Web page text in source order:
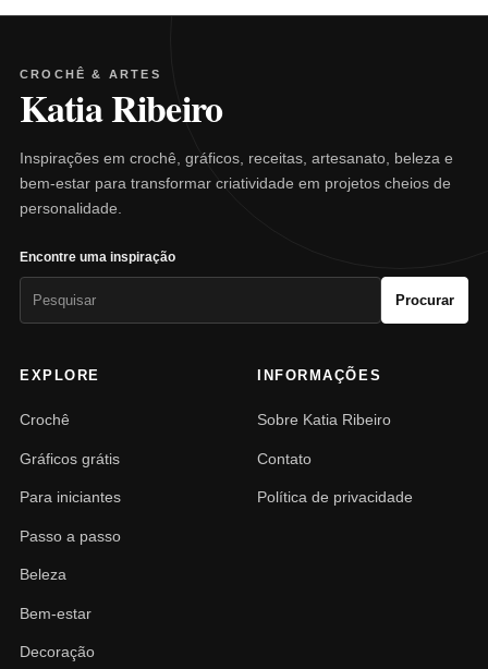
CROCHÊ & ARTES
Katia Ribeiro
Inspirações em crochê, gráficos, receitas, artesanato, beleza e
bem-estar para transformar criatividade em projetos cheios de
personalidade.
Encontre uma inspiração
Procurar
EXPLORE
Crochê
Gráficos grátis
Para iniciantes
Passo a passo
Beleza
Bem-estar
Decoração
INFORMAÇÕES
Sobre Katia Ribeiro
Contato
Política de privacidade